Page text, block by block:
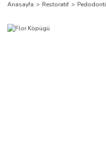
Anasayfa Restoratif Pedodonti